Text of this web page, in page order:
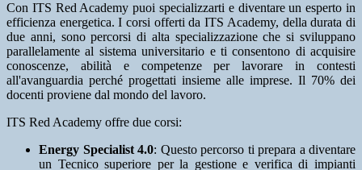
Con ITS Red Academy puoi specializzarti e diventare un esperto in
efficienza energetica. I corsi offerti da ITS Academy, della durata di
due anni, sono percorsi di alta specializzazione che si sviluppano
parallelamente al sistema universitario e ti consentono di acquisire
conoscenze, abilità e competenze per lavorare in contesti
all'avanguardia perché progettati insieme alle imprese. Il 70% dei
docenti proviene dal mondo del lavoro.
ITS Red Academy offre due corsi:
Energy Specialist 4.0: Questo percorso ti prepara a diventare
un Tecnico superiore per la gestione e verifica di impianti